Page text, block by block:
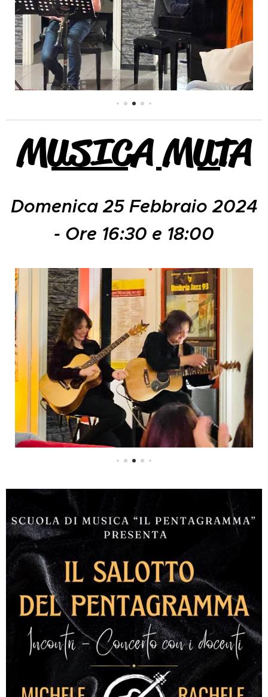
MUSICA MUTA
Domenica 25 Febbraio 2024
- Ore 16:30 e 18:00